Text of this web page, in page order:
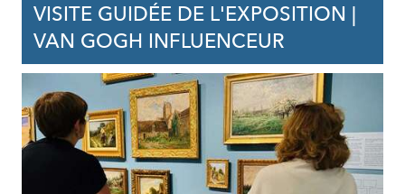
VISITE GUIDÉE DE L'EXPOSITION |
VAN GOGH INFLUENCEUR